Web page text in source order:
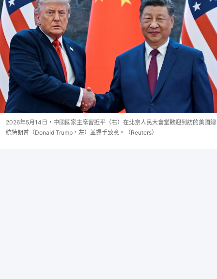
2026年5月14日，中國國家主席習近平（右）在北京人民大會堂歡迎到訪的美國總
統特朗普（Donald Trump，左）並握手致意。（Reuters）